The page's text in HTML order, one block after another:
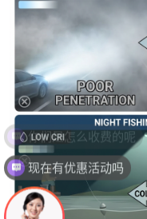
现在有优惠活动吗